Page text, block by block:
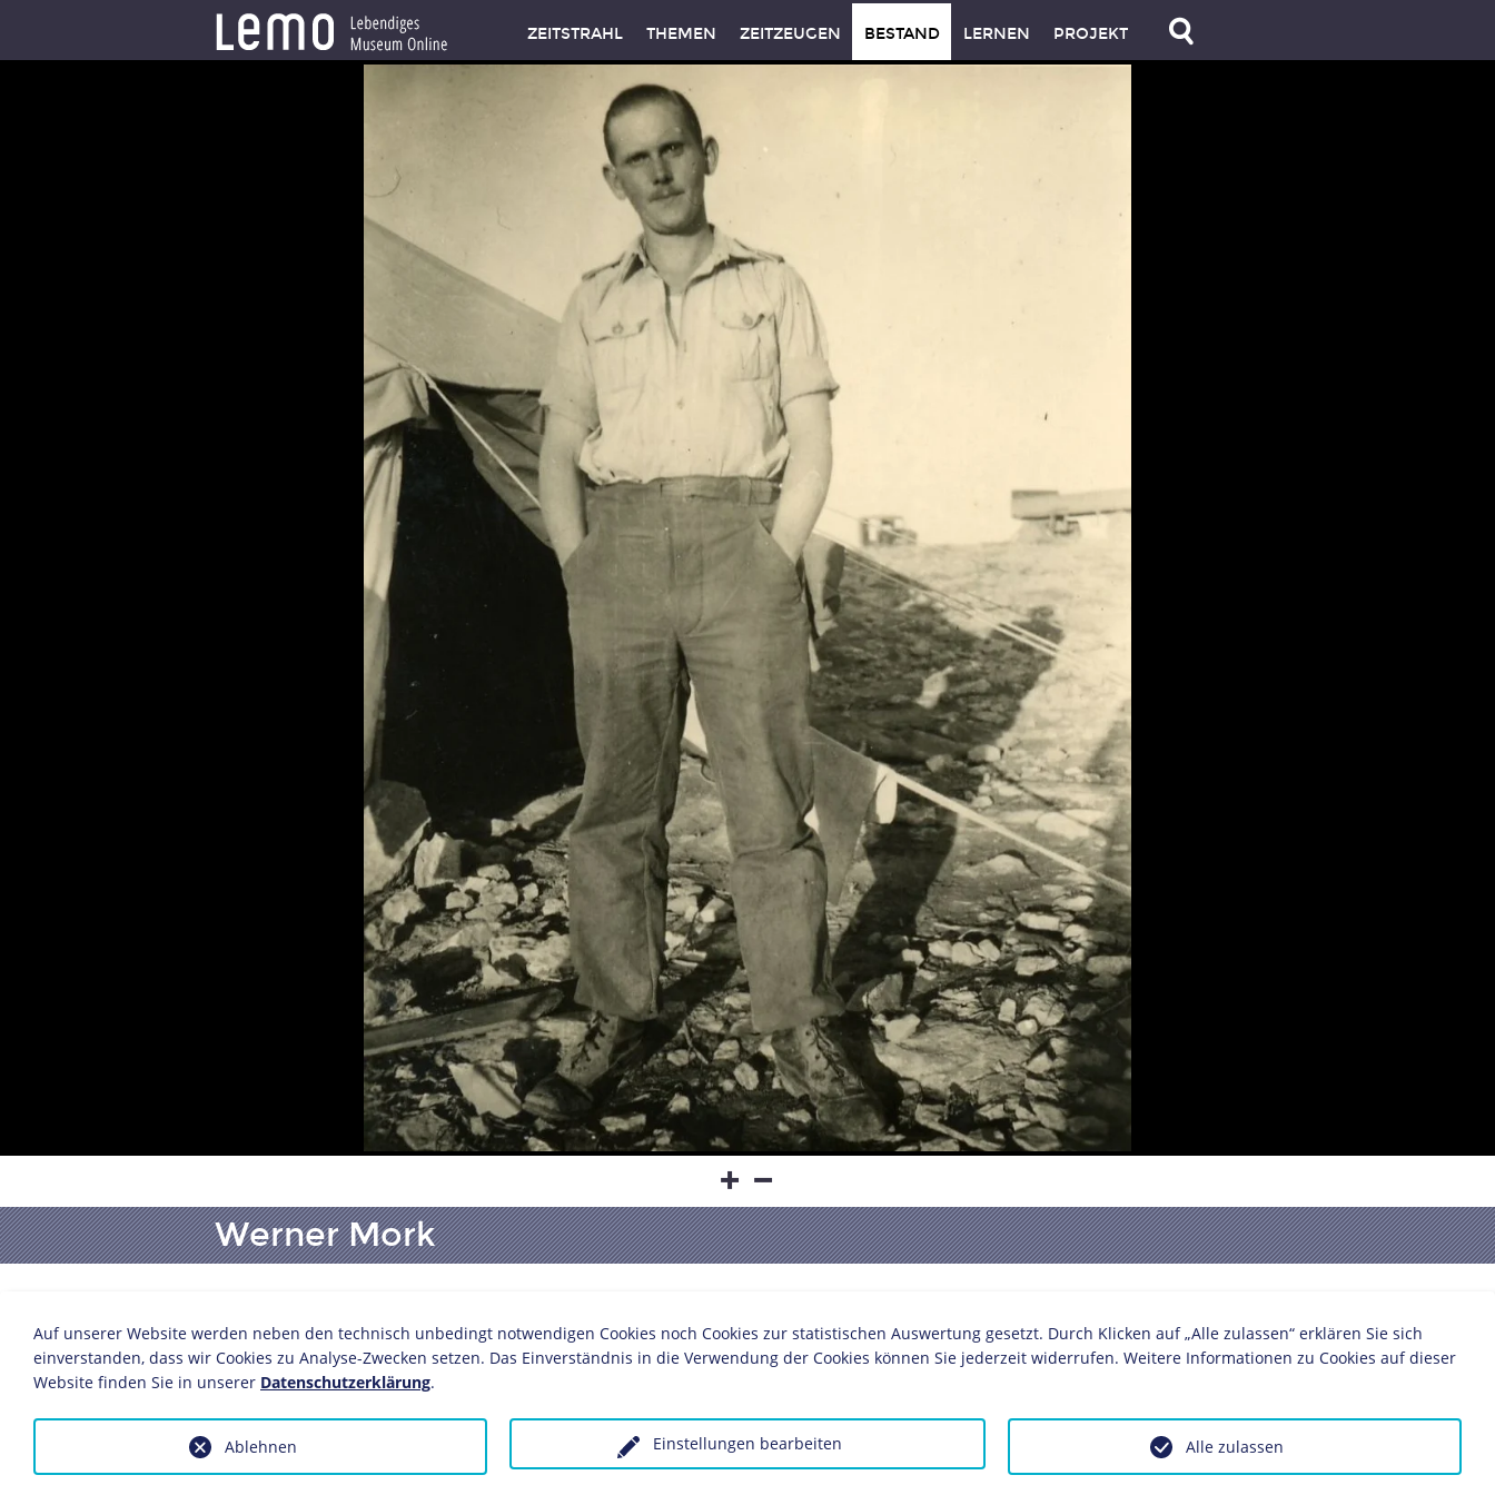
ZEITSTRAHL THEMEN ZEITZEUGEN BESTAND LERNEN PROJEKT
Werner Mork
1942/1943
Fotografie
© Werner Mork, Kronach
Anfragen wegen Bildvorlagen bitte unter Angabe des Verwendungszwecks an:
fotoservice@dhm.de
Auf unserer Website werden neben den technisch unbedingt notwendigen Cookies noch Cookies zur statistischen Auswertung gesetzt. Durch Klicken auf „Alle zulassen“ erklären Sie sich
einverstanden, dass wir Cookies zu Analyse-Zwecken setzen. Das Einverständnis in die Verwendung der Cookies können Sie jederzeit widerrufen. Weitere Informationen zu Cookies auf dieser
Website finden Sie in unserer Datenschutzerklärung.
Einstellungen bearbeiten
Ablehnen Alle zulassen